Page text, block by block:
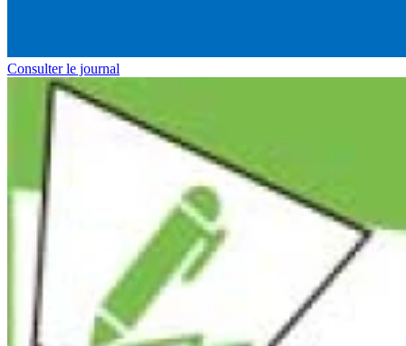
Consulter le journal